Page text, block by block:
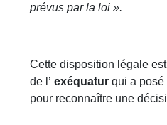
prévus par la loi ».
Cette disposition légale
de l’exéquatur qui a
pour reconnaître une